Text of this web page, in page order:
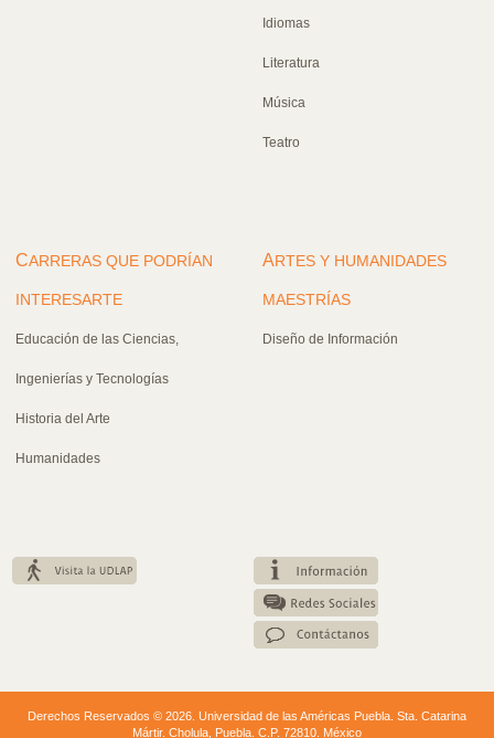
Idiomas
Literatura
Música
Teatro
CARRERAS QUE PODRÍAN
INTERESARTE
Educación de las Ciencias,
Ingenierías y Tecnologías
Historia del Arte
Humanidades
ARTES Y HUMANIDADES
MAESTRÍAS
Diseño de Información
Derechos Reservados © 2026. Universidad de las Américas Puebla. Sta. Catarina
Mártir. Cholula, Puebla. C.P. 72810. México